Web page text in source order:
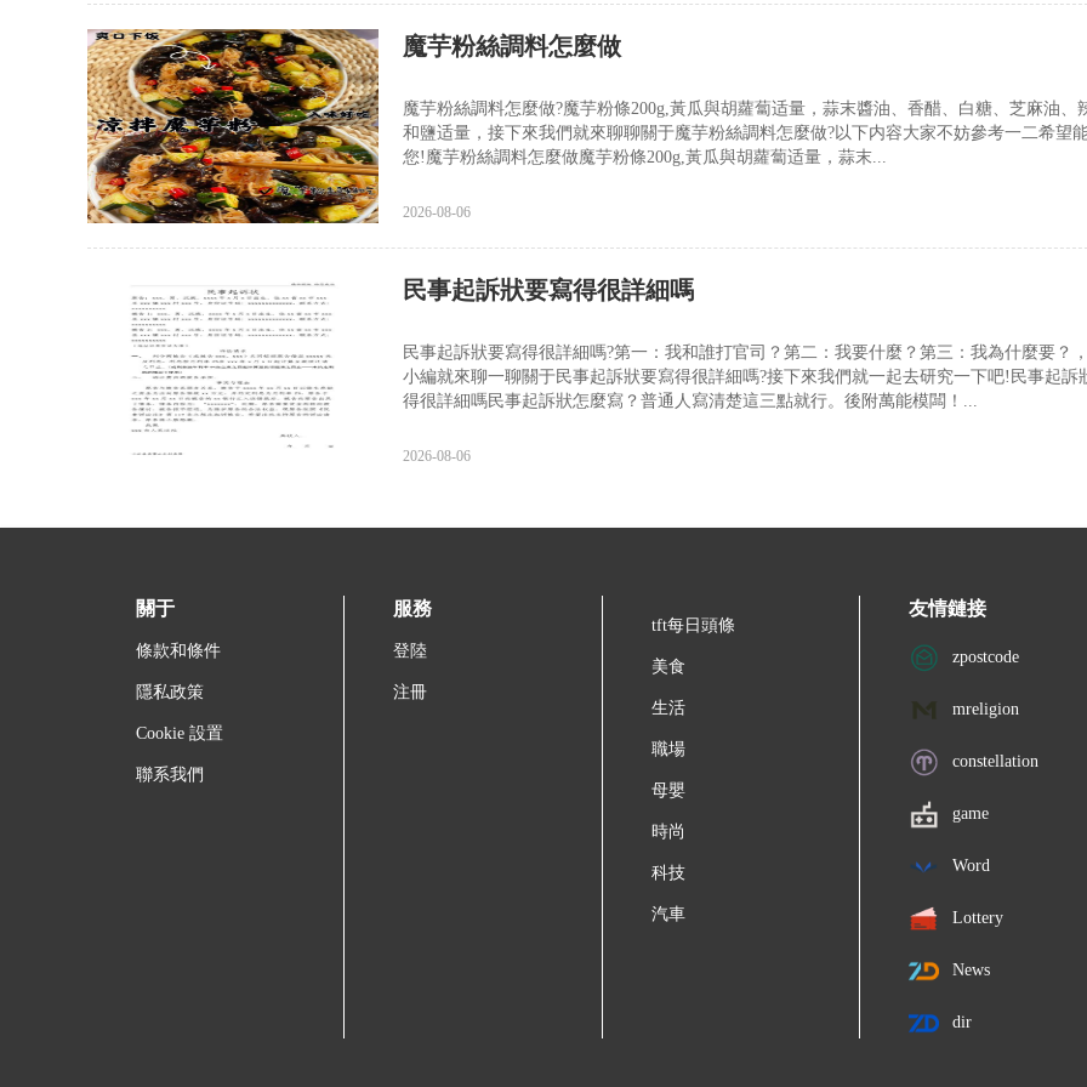
魔芋粉絲調料怎麼做
魔芋粉絲調料怎麼做?魔芋粉條200g,黃瓜與胡蘿蔔适量，蒜末醬油、香醋、白糖、芝麻油、
和鹽适量，接下來我們就來聊聊關于魔芋粉絲調料怎麼做?以下内容大家不妨參考一二希望
您!魔芋粉絲調料怎麼做魔芋粉條200g,黃瓜與胡蘿蔔适量，蒜末...
2026-08-06
民事起訴狀要寫得很詳細嗎
民事起訴狀要寫得很詳細嗎?第一：我和誰打官司？第二：我要什麼？第三：我為什麼要？
小編就來聊一聊關于民事起訴狀要寫得很詳細嗎?接下來我們就一起去研究一下吧!民事起訴
得很詳細嗎民事起訴狀怎麼寫？普通人寫清楚這三點就行。後附萬能模闆！...
2026-08-06
關于
條款和條件
隱私政策
Cookie 設置
聯系我們
服務
登陸
注冊
tft每日頭條
美食
生活
職場
母嬰
時尚
科技
汽車
友情鏈接
zpostcode
mreligion
constellation
game
Word
Lottery
News
dir